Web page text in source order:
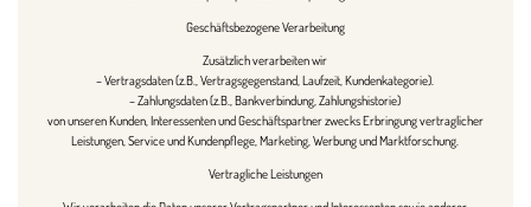
Geschäftsbezogene Verarbeitung
Zusätzlich verarbeiten wir
– Vertragsdaten (z.B., Vertragsgegenstand, Laufzeit, Kundenkategorie).
– Zahlungsdaten (z.B., Bankverbindung, Zahlungshistorie)
von unseren Kunden, Interessenten und Geschäftspartner zwecks Erbringung vertraglicher
Leistungen, Service und Kundenpflege, Marketing, Werbung und Marktforschung.
Vertragliche Leistungen